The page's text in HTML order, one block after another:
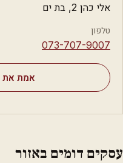
אלי כהן 2, בת ים
טלפון
⁦073-707-9007⁩
אמת את
עסקים דומים באזור